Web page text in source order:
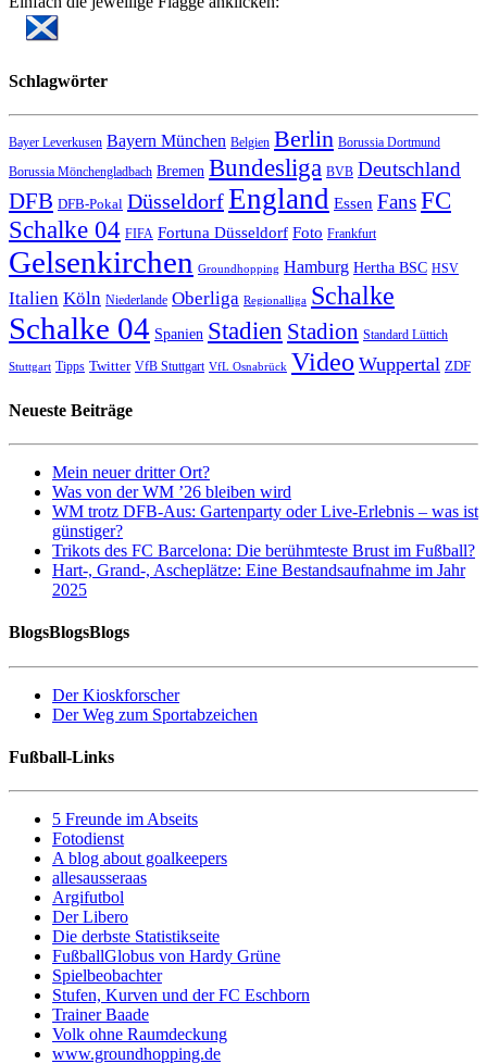
Schlagwörter
Bayer Leverkusen Bayern München Belgien Berlin Borussia Dortmund
Borussia Mönchengladbach Bremen Bundesliga BVB Deutschland
DFB DFB-Pokal DüsseldorfEngland Essen FansFC
Schalke 04 FIFA Fortuna Düsseldorf Foto Frankfurt
Gelsenkirchen Groundhopping Hamburg Hertha BSC HSV
Italien Köln Niederlande Oberliga Regionalliga Schalke
Schalke 04 Spanien Stadien Stadion Standard Lüttich
Stuttgart Tipps Twitter VfB Stuttgart VfL Osnabrück Video Wuppertal ZDF
Neueste Beiträge
Mein neuer dritter Ort?
Was von der WM ’26 bleiben wird
WM trotz DFB-Aus: Gartenparty oder Live-Erlebnis – was ist
günstiger?
Trikots des FC Barcelona: Die berühmteste Brust im Fußball?
Hart-, Grand-, Ascheplätze: Eine Bestandsaufnahme im Jahr
2025
BlogsBlogsBlogs
Der Kioskforscher
Der Weg zum Sportabzeichen
Fußball-Links
5 Freunde im Abseits
Fotodienst
A blog about goalkeepers
allesausseraas
Argifutbol
Der Libero
Die derbste Statistikseite
FußballGlobus von Hardy Grüne
Spielbeobachter
Stufen, Kurven und der FC Eschborn
Trainer Baade
Volk ohne Raumdeckung
www.groundhopping.de